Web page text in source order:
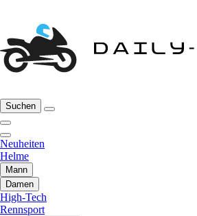
Suchen
Neuheiten
Helme
Mann
Damen
High-Tech
Rennsport